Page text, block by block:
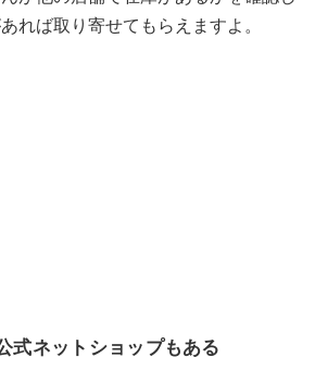
れば取り寄せてもらえますよ。
式ネットショップもある